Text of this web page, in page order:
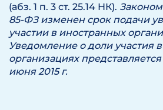
(абз. 1 п. 3 ст. 25.14 НК). Законом
85-ФЗ изменен срок подачи
участии в иностранных
Уведомление о доли участия
организациях
июня 2015 г.